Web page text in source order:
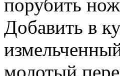
порубить
Добавить в
молотый